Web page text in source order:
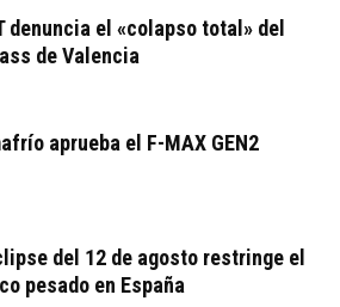
denuncia el «colapso total» del
de Valencia
aprueba el F-MAX GEN2
del 12 de agosto restringe el
pesado en España